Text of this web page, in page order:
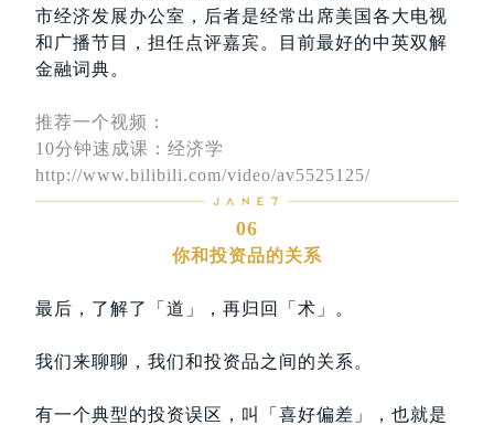
市经济发展办公室，后者是经常出席美国各大电视
和广播节目，担任点评嘉宾。目前最好的中英双解
金融词典。
推荐一个视频：
10分钟速成课：经济学
http://www.bilibili.com/video/av5525125/
06
你和投资品的关系
最后，了解了「道」，再归回「术」。
我们来聊聊，我们和投资品之间的关系。
有一个典型的投资误区，叫「喜好偏差」，也就是